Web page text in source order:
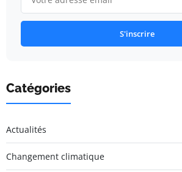
S'inscrire
Catégories
Actualités
Changement climatique